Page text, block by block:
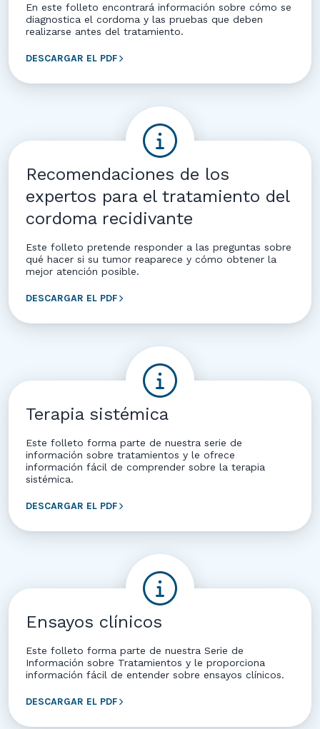
En este folleto encontrará información sobre cómo se
diagnostica el cordoma y las pruebas que deben
realizarse antes del tratamiento.
DESCARGAR EL PDF
Recomendaciones de los
expertos para el tratamiento del
cordoma recidivante
Este folleto pretende responder a las preguntas sobre
qué hacer si su tumor reaparece y cómo obtener la
mejor atención posible.
DESCARGAR EL PDF
Terapia sistémica
Este folleto forma parte de nuestra serie de
información sobre tratamientos y le ofrece
información fácil de comprender sobre la terapia
sistémica.
DESCARGAR EL PDF
Ensayos clínicos
Este folleto forma parte de nuestra Serie de
Información sobre Tratamientos y le proporciona
información fácil de entender sobre ensayos clínicos.
DESCARGAR EL PDF